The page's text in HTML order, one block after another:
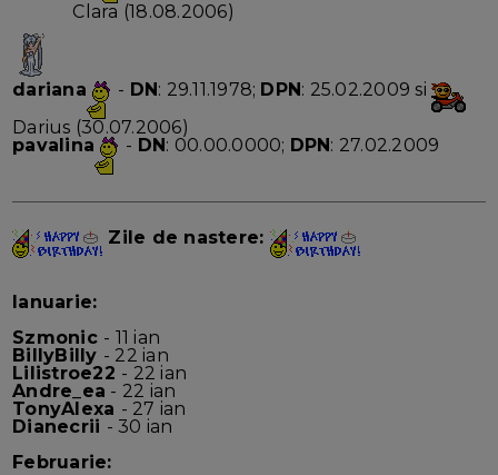
Clara (18.08.2006)
dariana - DN: 29.11.1978; DPN: 25.02.2009 si
Darius (30.07.2006)
pavalina
- DN: 00.00.0000; DPN: 27.02.2009
Zile de nastere:
Ianuarie:
Szmonic - 11 ian
BillyBilly - 22 ian
Lilistroe22 - 22 ian
Andre_ea - 22 ian
TonyAlexa - 27 ian
Dianecrii - 30 ian
Februarie: